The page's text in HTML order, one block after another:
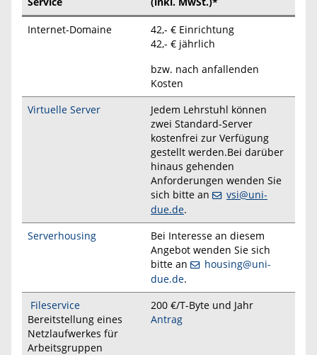
Internet-Domaine
42,- € Einrichtung
42,- € jährlich
bzw. nach anfallenden
Kosten
Virtuelle Server
Jedem Lehrstuhl können
zwei Standard-Server
kostenfrei zur Verfügung
gestellt werden.Bei darüber
hinaus gehenden
Anforderungen wenden Sie
sich bitte an
vsi@uni-
due.de.
Serverhousing
Bei Interesse an diesem
Angebot wenden Sie sich
bitte an
housing@uni-
due.de.
Fileservice
Bereitstellung eines
Netzlaufwerkes für
Arbeitsgruppen
200 €/T-Byte und Jahr
Antrag